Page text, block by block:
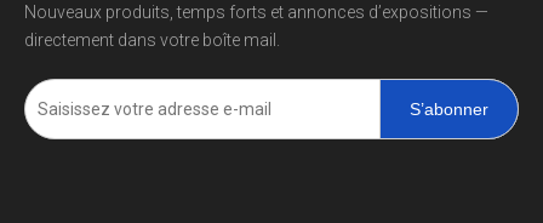
Nouveaux produits, temps forts et annonces d’expositions —
directement dans votre boîte mail.
S’abonner